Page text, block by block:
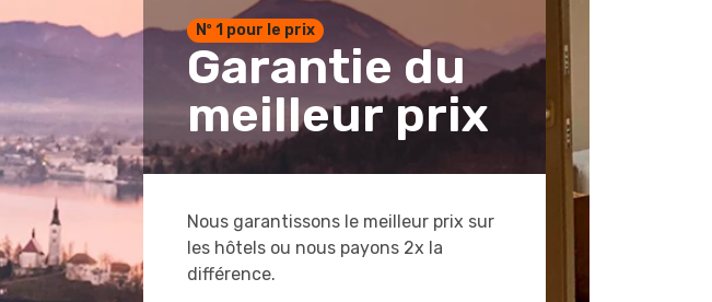
Nº 1 pour le prix
Garantie du
meilleur prix
Nous garantissons le meilleur prix sur
les hôtels ou nous payons 2x la
différence.